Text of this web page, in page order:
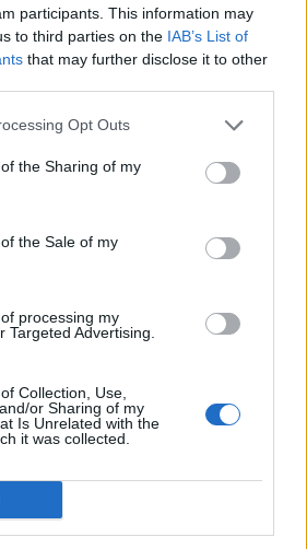
participants. This information may
to third parties on the IAB’s List of
that may further disclose it to other
Opt Outs
the Sharing of my
the Sale of my
processing my
Targeted Advertising.
Collection, Use,
or Sharing of my
Is Unrelated with the
it was collected.
továbbra is a Richter és a MOL
felett, a new York-ban 792 Ft-on
a spekulánsok a Borsodchemet
előnyben.
hírarchívumához
cikkarchívum
elmúlt 2 év napon belüli